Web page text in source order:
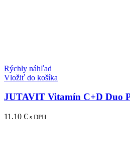
Rýchly náhľad
Vložiť do košíka
JUTAVIT Vitamín C+D Duo
11.10 € s DPH